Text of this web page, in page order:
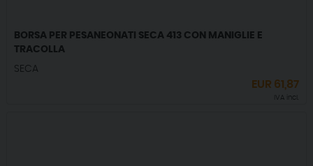
BORSA PER PESANEONATI SECA 413 CON MANIGLIE E
TRACOLLA
SECA
EUR 61,87
IVA incl.